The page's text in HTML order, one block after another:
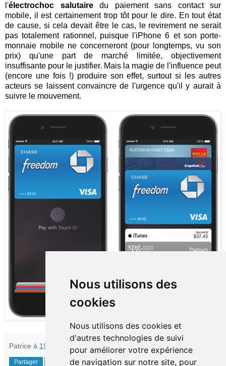
Nous utilisons des
cookies
Nous utilisons des cookies et
d'autres technologies de suivi
pour améliorer votre expérience
de navigation sur notre site, pour
l'électrochoc salutairedu paiement sans contact sur
mobile, il est certainement trop tôt pour le dire. En tout état
de cause, si cela devait être le cas, le revirement ne serait
pas totalement rationnel, puisque l'iPhone 6 et son porte-
monnaie mobile ne concerneront (pour longtemps, vu son
prix) qu'une part de marché limitée, objectivement
insuffisante pour le justifier. Mais la magie de l'influence peut
(encore une fois !) produire son effet, surtout si les autres
acteurs se laissent convaincre de l'urgence qu'il y aurait à
suivre le mouvement.
Patrice à 19:20
Partager